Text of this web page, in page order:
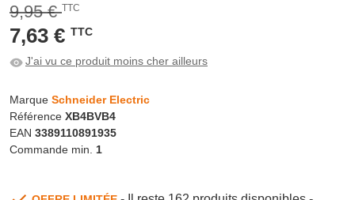
9,95 €TTC
7,63 € TTC
J'ai vu ce produit moins cher ailleurs
Marque Schneider Electric
Référence XB4BVB4
EAN 3389110891935
Commande min. 1